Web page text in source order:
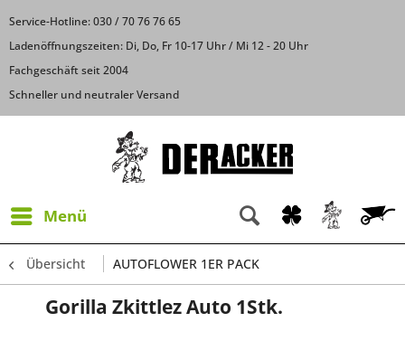
Service-Hotline: 030 / 70 76 76 65
Ladenöffnungszeiten: Di, Do, Fr 10-17 Uhr / Mi 12 - 20 Uhr
Fachgeschäft seit 2004
Schneller und neutraler Versand
Menü
Übersicht AUTOFLOWER 1ER PACK
Gorilla Zkittlez Auto 1Stk.